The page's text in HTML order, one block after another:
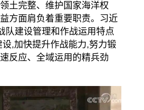
土完整、维护国家海洋权
方面肩负着重要职责。习近
队建设管理和作战运用特点
,加快提升作战能力,努力锻
反应、全域运用的精兵劲